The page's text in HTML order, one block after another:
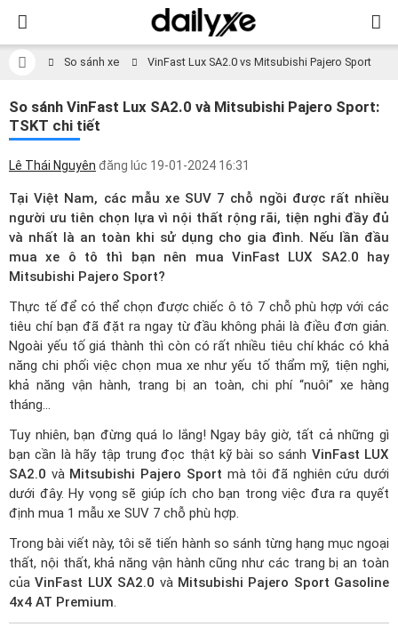
So sánh xe VinFast Lux SA2.0 vs Mitsubishi Pajero Sport
So sánh VinFast Lux SA2.0 và Mitsubishi Pajero Sport:
TSKT chi tiết
Lê Thái Nguyên đăng lúc 19-01-2024 16:31
Tại Việt Nam, các mẫu xe SUV 7 chỗ ngồi được rất nhiều
người ưu tiên chọn lựa vì nội thất rộng rãi, tiện nghi đầy đủ
và nhất là an toàn khi sử dụng cho gia đình. Nếu lần đầu
mua xe ô tô thì bạn nên mua VinFast LUX SA2.0 hay
Mitsubishi Pajero Sport?
Thực tế để có thể chọn được chiếc ô tô 7 chỗ phù hợp với các
tiêu chí bạn đã đặt ra ngay từ đầu không phải là điều đơn giản.
Ngoài yếu tố giá thành thì còn có rất nhiều tiêu chí khác có khả
năng chi phối việc chọn mua xe như yếu tố thẩm mỹ, tiện nghi,
khả năng vận hành, trang bị an toàn, chi phí “nuôi” xe hàng
tháng…
Tuy nhiên, bạn đừng quá lo lắng! Ngay bây giờ, tất cả những gì
bạn cần là hãy tập trung đọc thật kỹ bài so sánh VinFast LUX
SA2.0 và Mitsubishi Pajero Sport mà tôi đã nghiên cứu dưới
dưới đây. Hy vọng sẽ giúp ích cho bạn trong việc đưa ra quyết
định mua 1 mẫu xe SUV 7 chỗ phù hợp.
Trong bài viết này, tôi sẽ tiến hành so sánh từng hạng mục ngoại
thất, nội thất, khả năng vận hành cũng như các trang bị an toàn
củaVinFast LUX SA2.0 và Mitsubishi Pajero Sport Gasoline
4x4 AT Premium.